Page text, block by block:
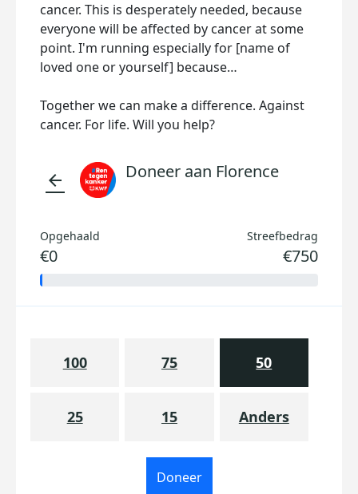
cancer. This is desperately needed, because
everyone will be affected by cancer at some
point. I'm running especially for [name of
loved one or yourself] because…
Together we can make a difference. Against
cancer. For life. Will you help?
arrow_back Doneer aan Florence
Opgehaald
€0
Streefbedrag
€750
100 75 50
25 15 Anders
Doneer